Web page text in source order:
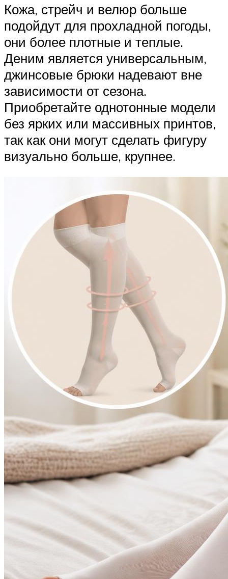
Кожа, стрейч и велюр больше
подойдут для прохладной погоды,
они более плотные и теплые.
Деним является универсальным,
джинсовые брюки надевают вне
зависимости от сезона.
Приобретайте однотонные модели
без ярких или массивных принтов,
так как они могут сделать фигуру
визуально больше, крупнее.